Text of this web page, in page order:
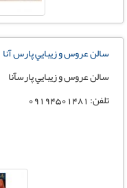
سالن عروس و زيبايي پارس آنا
سالن عروس و زيبايي پارسآنا
تلفن: ٠٩١٩٤٥٠١٤٨١